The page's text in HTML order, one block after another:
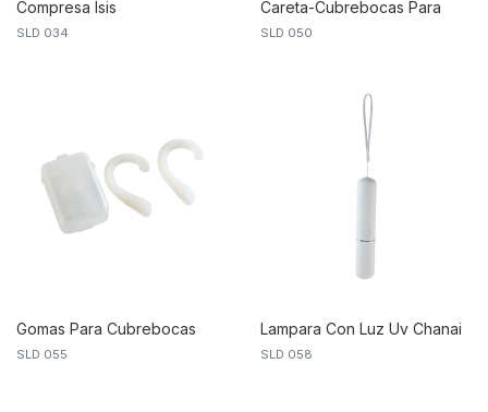
Compresa Isis
SLD 034
Careta-Cubrebocas Para
Sublimar
SLD 050
Gomas Para Cubrebocas
Bombay
SLD 055
Lampara Con Luz Uv Chanai
SLD 058